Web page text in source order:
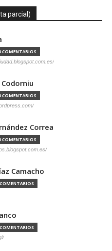
parcial)
COMENTARIOS
COMENTARIOS
Correa
COMENTARIOS
Camacho